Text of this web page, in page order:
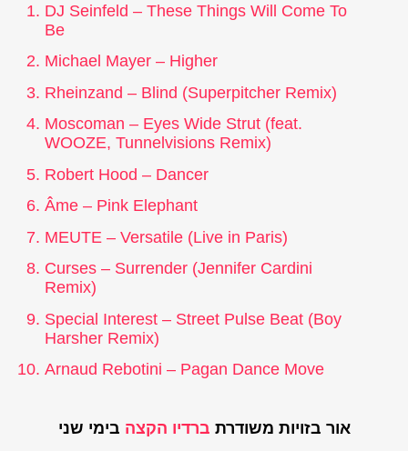
DJ Seinfeld – These Things Will Come To
Be
Michael Mayer – Higher
Rheinzand – Blind (Superpitcher Remix)
Moscoman – Eyes Wide Strut (feat.
WOOZE, Tunnelvisions Remix)
Robert Hood – Dancer
Âme – Pink Elephant
MEUTE – Versatile (Live in Paris)
Curses – Surrender (Jennifer Cardini
Remix)
Special Interest – Street Pulse Beat (Boy
Harsher Remix)
Arnaud Rebotini – Pagan Dance Move
אור בזויות משודרת ברדיו הקצה בימי שני